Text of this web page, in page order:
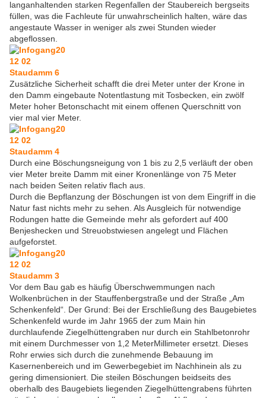
langanhaltenden starken Regenfallen der Staubereich bergseits
füllen, was die Fachleute für unwahrscheinlich halten, wäre das
angestaute Wasser in weniger als zwei Stunden wieder
abgeflossen.
Zusätzliche Sicherheit schafft die drei Meter unter der Krone in
den Damm eingebaute Notentlastung mit Tosbecken, ein zwölf
Meter hoher Betonschacht mit einem offenen Querschnitt von
vier mal vier Meter.
Durch eine Böschungsneigung von 1 bis zu 2,5 verläuft der oben
vier Meter breite Damm mit einer Kronenlänge von 75 Meter
nach beiden Seiten relativ flach aus.
Durch die Bepflanzung der Böschungen ist von dem Eingriff in die
Natur fast nichts mehr zu sehen. Als Ausgleich für notwendige
Rodungen hatte die Gemeinde mehr als gefordert auf 400
Benjeshecken und Streuobstwiesen angelegt und Flächen
aufgeforstet.
Vor dem Bau gab es häufig Überschwemmungen nach
Wolkenbrüchen in der Stauffenbergstraße und der Straße „Am
Schenkenfeld“. Der Grund: Bei der Erschließung des Baugebietes
Schenkenfeld wurde im Jahr 1965 der zum Main hin
durchlaufende Ziegelhüttengraben nur durch ein Stahlbetonrohr
mit einem Durchmesser von 1,2 MeterMillimeter ersetzt. Dieses
Rohr erwies sich durch die zunehmende Bebauung im
Kasernenbereich und im Gewerbegebiet im Nachhinein als zu
gering dimensioniert. Die steilen Böschungen beidseits des
oberhalb des Baugebiets liegenden Ziegelhüttengrabens führten